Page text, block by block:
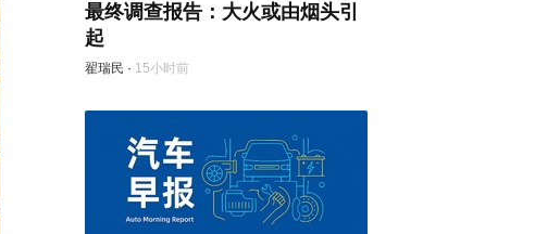
最终调查报告：大火或由烟头引
起
翟瑞民 · 15小时前